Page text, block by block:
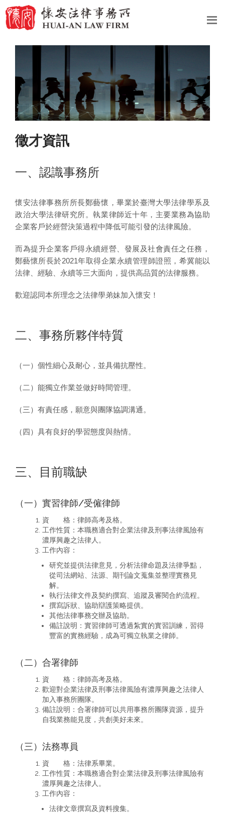
徵才資訊
一、認識事務所
懷安法律事務所所長鄭藝懷，畢業於臺灣大學法律學系及
政治大學法律研究所。執業律師近十年，主要業務為協助
企業客戶於經營決策過程中降低可能引發的法律風險。
而為提升企業客戶得永續經營、發展及社會責任之任務，
鄭藝懷所長於2021年取得企業永續管理師證照，希冀能以
法律、經驗、永續等三大面向，提供高品質的法律服務。
歡迎認同本所理念之法律學弟妹加入懷安！
二、事務所夥伴特質
（一）個性細心及耐心，並具備抗壓性。
（二）能獨立作業並做好時間管理。
（三）有責任感，願意與團隊協調溝通。
（四）具有良好的學習態度與熱情。
三、目前職缺
（一）實習律師/受僱律師
資 格：律師高考及格。
工作性質：本職務適合對企業法律及刑事法律風險有
濃厚興趣之法律人。
工作內容：
研究並提供法律意見，分析法律命題及法律爭點，
從司法網站、法源、期刊論文蒐集並整理實務見
解。
執行法律文件及契約撰寫、追蹤及審閱合約流程。
撰寫訴狀、協助辯護策略提供。
其他法律事務交辦及協助。
備註說明：實習律師可透過紮實的實習訓練，習得
豐富的實務經驗，成為可獨立執業之律師。
（二）合署律師
資 格：律師高考及格。
歡迎對企業法律及刑事法律風險有濃厚興趣之法律人
加入事務所團隊。
備註說明：合署律師可以共用事務所團隊資源，提升
自我業務能見度，共創美好未來。
（三）法務專員
資 格：法律系畢業。
工作性質：本職務適合對企業法律及刑事法律風險有
濃厚興趣之法律人。
工作內容：
法律文章撰寫及資料搜集。